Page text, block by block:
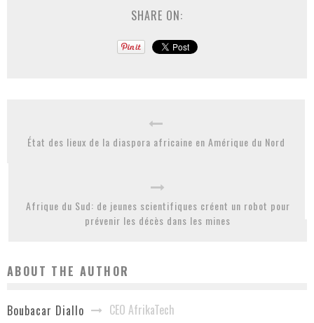
SHARE ON:
État des lieux de la diaspora africaine en Amérique du Nord
Afrique du Sud: de jeunes scientifiques créent un robot pour
prévenir les décès dans les mines
ABOUT THE AUTHOR
Boubacar Diallo CEO AfrikaTech